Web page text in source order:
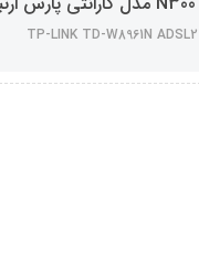
TP-LINK TD-W8961N